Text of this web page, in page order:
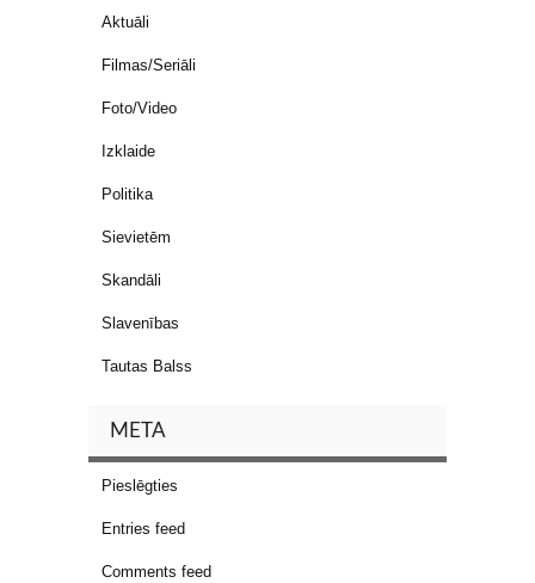
Aktuāli
Filmas/Seriāli
Foto/Video
Izklaide
Politika
Sievietēm
Skandāli
Slavenības
Tautas Balss
META
Pieslēgties
Entries feed
Comments feed